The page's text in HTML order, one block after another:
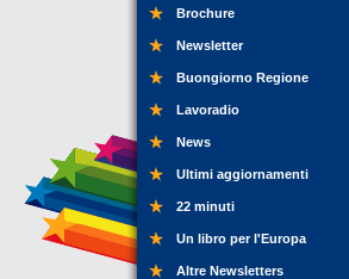
Brochure
Newsletter
Buongiorno Regione
Lavoradio
News
Ultimi aggiornamenti
22 minuti
Un libro per l'Europa
Altre Newsletters